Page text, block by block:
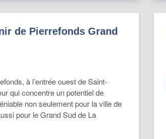
de Pierrefonds Grand
à l’entrée ouest de Saint-
qui concentre un potentiel de
non seulement pour la ville de
pour le Grand Sud de La